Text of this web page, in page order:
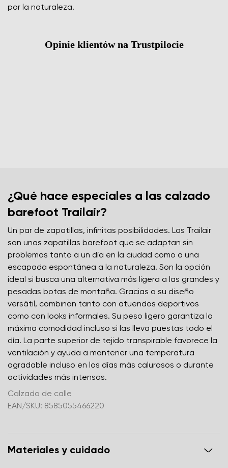
por la naturaleza.
Opinie klientów na Trustpilocie
¿Qué hace especiales a las calzado
barefoot Trailair?
Un par de zapatillas, infinitas posibilidades. Las Trailair
son unas zapatillas barefoot que se adaptan sin
problemas tanto a un día en la ciudad como a una
escapada espontánea a la naturaleza. Son la opción
ideal si busca una alternativa más ligera a las grandes y
pesadas botas de montaña. Gracias a su diseño
versátil, combinan tanto con atuendos deportivos
como con looks informales. Su peso ligero garantiza la
máxima comodidad incluso si las lleva puestas todo el
día. La parte superior de tejido transpirable favorece la
ventilación y ayuda a mantener una temperatura
agradable incluso en los días más calurosos o durante
actividades más intensas.
Calzado de calle
EAN/SKU: 8585055466220
Materiales y cuidado